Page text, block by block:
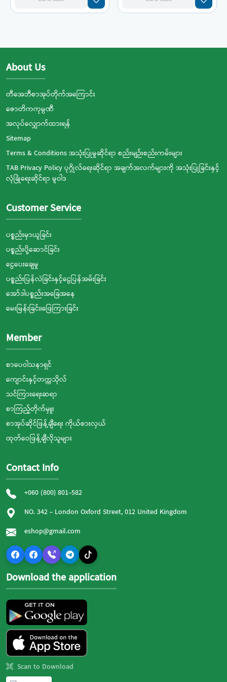
About Us
တီအေဘီစာအုပ်တိုက်အကြောင်း
ဇောတိကကုမ္ပဏီ
အလုပ်လျှောက်ထားရန်
Sitemap
Terms & Conditions အသုံးပြုမှုဆိုင်ရာ စည်းမျဉ်းစည်းကမ်းများ
TAB Privacy Policy ပုဂ္ဂိုလ်ရေးဆိုင်ရာ အချက်အလက်များကို အသုံးပြုခြင်းနှင့်
လုံခြုံရေးဆိုင်ရာ မူဝါဒ
Customer Service
ပစ္စည်းမှာယူခြင်း
ပစ္စည်းပို့ဆောင်ခြင်း
ငွေပေးချေမှု
ပစ္စည်းပြန်လဲခြင်းနှင့်ငွေပြန်အမ်းခြင်း
အော်ဒါပစ္စည်းအခြေအနေ
မေးမြန်းခြင်း၊ဖြေကြားခြင်း
Member
စာပေဝါသနာရှင်
ကျောင်းနှင့်တက္ကသိုလ်
သင်ကြားရေးဆရာ
စာကြည့်တိုက်မှူး
စာအုပ်ဆိုင်ဖြန့်ချီရေး ကိုယ်စားလှယ်
ထုတ်ဝေဖြန့်ချီလိုသူများ
Contact Info
+060 (800) 801-582
NO. 342 - London Oxford Street, 012 United Kingdom
eshop@gmail.com
Download the application
Scan to Download